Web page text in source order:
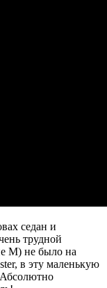
седан и
трудной
М) не было на
в эту маленькую